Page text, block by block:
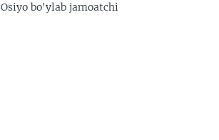
bo'ylab jamoatchi